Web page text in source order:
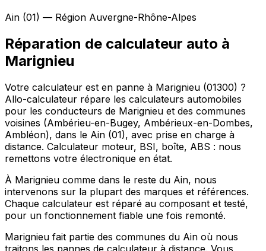
Ain (01) — Région Auvergne-Rhône-Alpes
Réparation de calculateur auto à
Marignieu
Votre calculateur est en panne à Marignieu (01300) ?
Allo-calculateur répare les calculateurs automobiles
pour les conducteurs de Marignieu et des communes
voisines (Ambérieu-en-Bugey, Ambérieux-en-Dombes,
Ambléon), dans le Ain (01), avec prise en charge à
distance. Calculateur moteur, BSI, boîte, ABS : nous
remettons votre électronique en état.
À Marignieu comme dans le reste du Ain, nous
intervenons sur la plupart des marques et références.
Chaque calculateur est réparé au composant et testé,
pour un fonctionnement fiable une fois remonté.
Marignieu fait partie des communes du Ain où nous
traitons les pannes de calculateur à distance. Vous